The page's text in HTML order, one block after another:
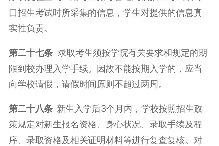
口招生考试时所采集的信息，学生对提供的信息真
实性负责。
第二十七条录取考生须按学院有关要求和规定的期
限到校办理入学手续。因故不能按期入学的，应当
向学校请假，请假时间原则不超过两周。
第二十八条 新生入学后3个月内，学校按照招生政
策规定对新生报名资格、身心状况、录取手续及程
序、录取资格及相关证明材料等进行复查复核。对